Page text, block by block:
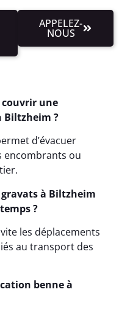
APPELEZ-
NOUS
couvrir une
Biltzheim ?
d’évacuer
encombrants ou
à Biltzheim
?
les déplacements
au transport des
benne à